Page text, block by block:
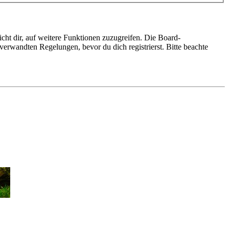
dir, auf weitere Funktionen zuzugreifen. Die Board-
Regelungen, bevor du dich registrierst. Bitte beachte